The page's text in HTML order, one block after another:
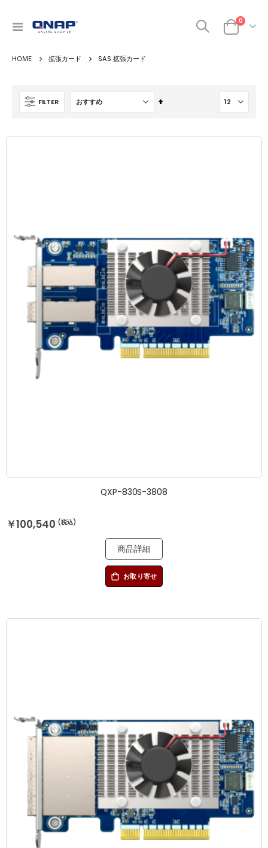
ナ
呼
カート
0商品
拡張カード SAS 拡張カード
FILTER
降
QXP-830S-3808
￥100,540
商品詳細
お取り寄せ